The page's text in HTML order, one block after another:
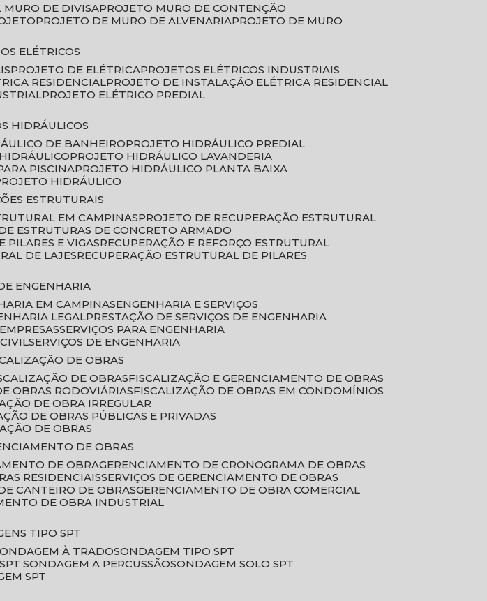
MURO DE DIVISA
PROJETO MURO DE CONTENÇÃO
PROJETO DE MURO DE ALVENARIA
PROJETO DE MURO
ELÉTRICOS
PROJETO DE ELÉTRICA
PROJETOS ELÉTRICOS INDUSTRIAIS
RESIDENCIAL
PROJETO DE INSTALAÇÃO ELÉTRICA RESIDENCIAL
PROJETO ELÉTRICO PREDIAL
HIDRÁULICOS
DE BANHEIRO
PROJETO HIDRÁULICO PREDIAL
PROJETO HIDRÁULICO LAVANDERIA
PISCINA
PROJETO HIDRÁULICO PLANTA BAIXA
PROJETO HIDRÁULICO
ESTRUTURAIS
EM CAMPINAS
PROJETO DE RECUPERAÇÃO ESTRUTURAL
DE ESTRUTURAS DE CONCRETO ARMADO
PILARES E VIGAS
RECUPERAÇÃO E REFORÇO ESTRUTURAL
DE LAJES
RECUPERAÇÃO ESTRUTURAL DE PILARES
ENGENHARIA
EM CAMPINAS
ENGENHARIA E SERVIÇOS
LEGAL
PRESTAÇÃO DE SERVIÇOS DE ENGENHARIA
SERVIÇOS PARA ENGENHARIA
SERVIÇOS DE ENGENHARIA
DE OBRAS
DE OBRAS
FISCALIZAÇÃO E GERENCIAMENTO DE OBRAS
OBRAS RODOVIÁRIAS
FISCALIZAÇÃO DE OBRAS EM CONDOMÍNIOS
DE OBRA IRREGULAR
DE OBRAS PÚBLICAS E PRIVADAS
DE OBRAS
DE OBRAS
DE OBRA
GERENCIAMENTO DE CRONOGRAMA DE OBRAS
RESIDENCIAIS SERVIÇOS DE GERENCIAMENTO DE OBRAS
CANTEIRO DE OBRAS
GERENCIAMENTO DE OBRA COMERCIAL
DE OBRA INDUSTRIAL
TIPO SPT
SONDAGEM À TRADO SONDAGEM TIPO SPT
SPT SONDAGEM A PERCUSSÃO SONDAGEM SOLO SPT
SPT